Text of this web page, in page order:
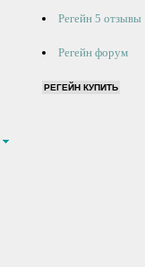
Регейн 5 отзывы
Регейн форум